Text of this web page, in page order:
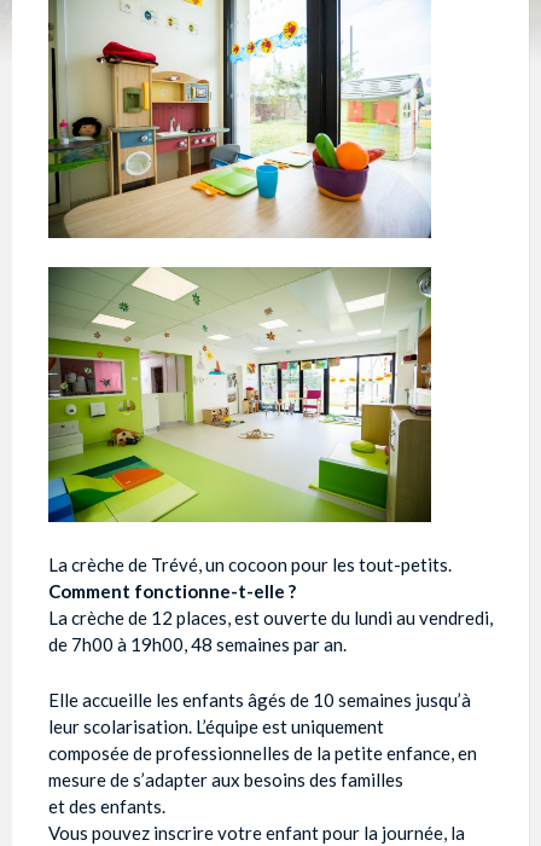
La crèche de Trévé, un cocoon pour les tout-petits.
Comment fonctionne-t-elle ?
La crèche de 12 places, est ouverte du lundi au vendredi,
de 7h00 à 19h00, 48 semaines par an.
Elle accueille les enfants âgés de 10 semaines jusqu’à
leur scolarisation. L’équipe est uniquement
composée de professionnelles de la petite enfance, en
mesure de s’adapter aux besoins des familles
et des enfants.
Vous pouvez inscrire votre enfant pour la journée, la